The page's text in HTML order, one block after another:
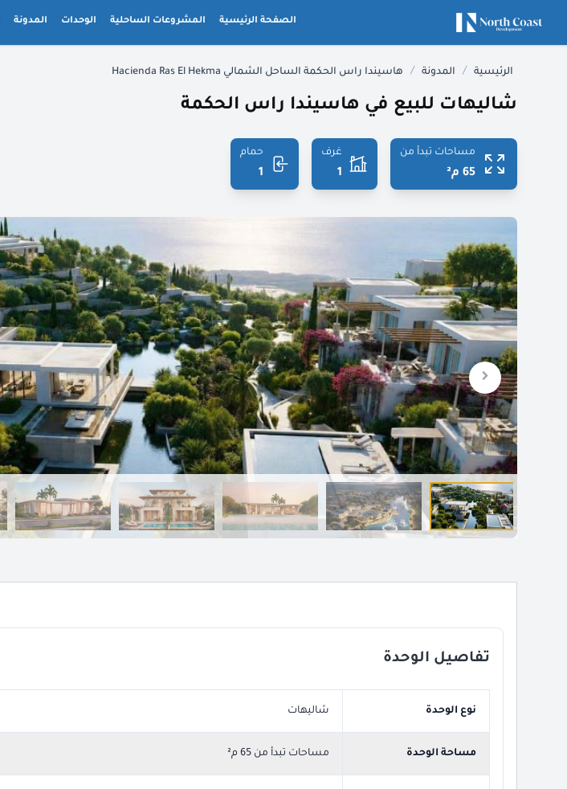
الصفحة الرئيسية المشروعات الساحلية الوحدات المدونة
الرئيسية / المدونة / هاسيندا راس الحكمة الساحل الشمالي Hacienda Ras El Hekma
شاليهات للبيع في هاسيندا راس الحكمة
مساحات تبدأ من
65 م²
غرف
1
حمام
1
تفاصيل الوحدة
نوع الوحدة شاليهات
مساحة الوحدة مساحات تبدأ من 65 م²